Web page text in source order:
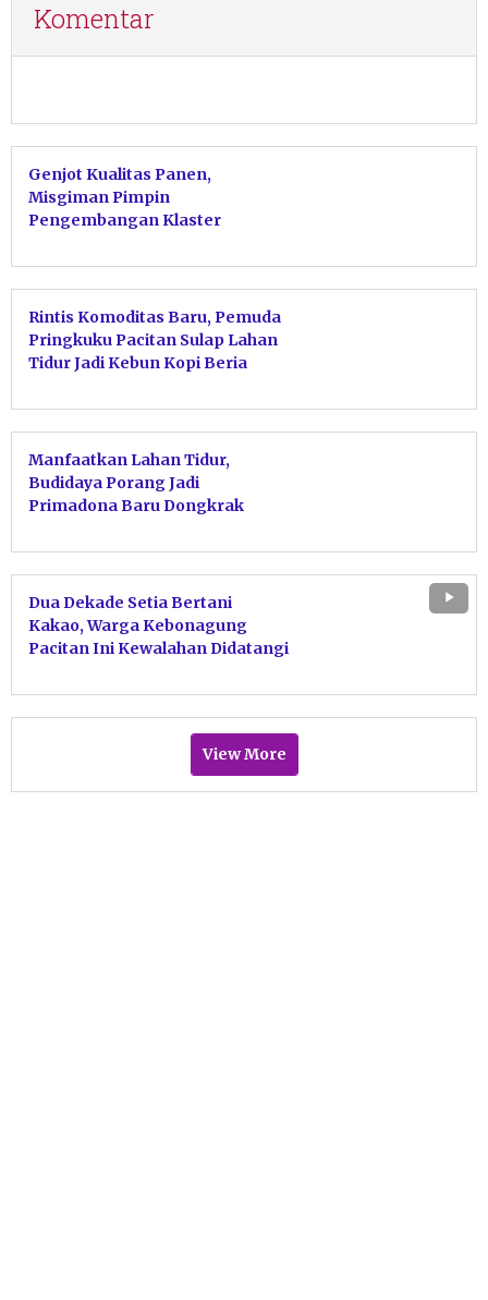
Komentar
Genjot Kualitas Panen,
Misgiman Pimpin
Pengembangan Klaster
Rintis Komoditas Baru, Pemuda
Pringkuku Pacitan Sulap Lahan
Tidur Jadi Kebun Kopi Beria
Manfaatkan Lahan Tidur,
Budidaya Porang Jadi
Primadona Baru Dongkrak
Dua Dekade Setia Bertani
Kakao, Warga Kebonagung
Pacitan Ini Kewalahan Didatangi
View More